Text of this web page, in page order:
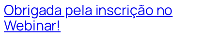
Obrigada pela inscrição no
Webinar!